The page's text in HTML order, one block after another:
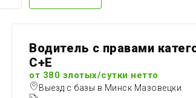
Водитель с правами
C+E
от 380 злотых/сутки нетто
Выезд с базы в Минск Мазовецки